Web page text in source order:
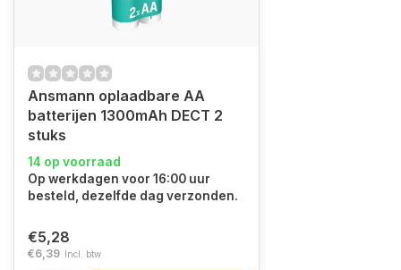
Ansmann oplaadbare AA
batterijen 1300mAh DECT 2
stuks
14 op voorraad
Op werkdagen voor 16:00 uur
besteld, dezelfde dag verzonden.
€5,28
€6,39 Incl. btw